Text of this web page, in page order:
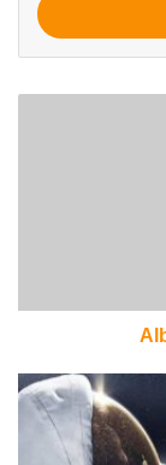
mail
Dagli
USA